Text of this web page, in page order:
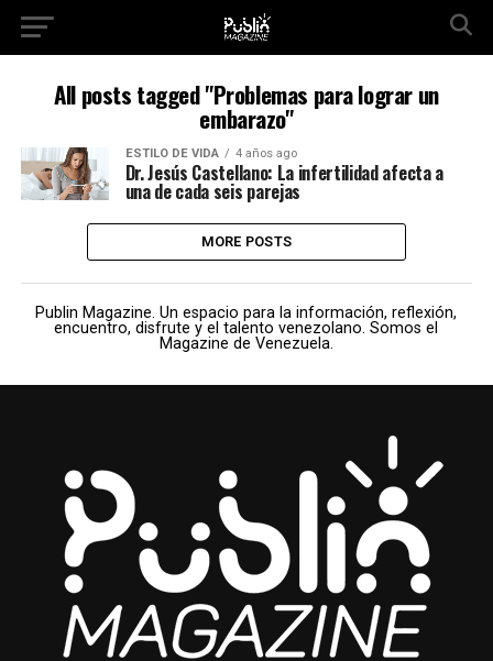
All posts tagged "Problemas para lograr un
embarazo"
ESTILO DE VIDA 4 años ago
Dr. Jesús Castellano: La infertilidad afecta a
una de cada seis parejas
MORE POSTS
Publin Magazine. Un espacio para la información, reflexión,
encuentro, disfrute y el talento venezolano. Somos el
Magazine de Venezuela.